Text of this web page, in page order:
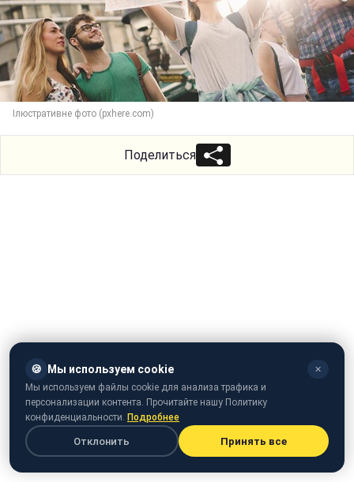
Ілюстративне фото (pxhere.com)
Поделиться
🍪 Мы используем cookie ✕
Мы используем файлы cookie для анализа трафика и
персонализации контента. Прочитайте нашу Политику
конфиденциальности. Подробнее
Отклонить Принять все